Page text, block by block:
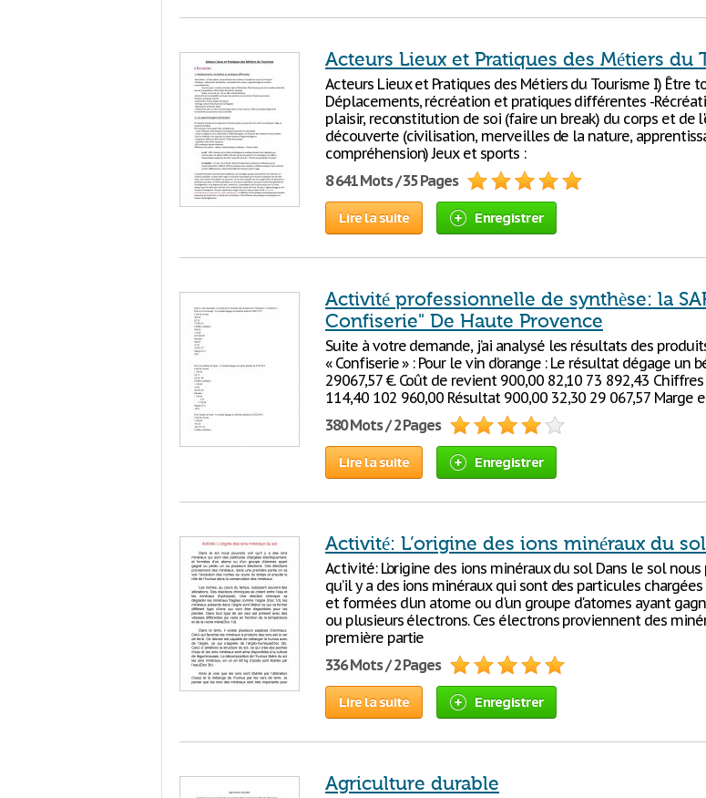
Acteurs Lieux et Pratiques des Métiers du
Acteurs Lieux et Pratiques des Métiers du Tourisme I) Être
Déplacements, récréation et pratiques différentes -
plaisir, reconstitution de soi (faire un break) du corps et de
découverte (civilisation, merveilles de la nature,
compréhension) Jeux et sports :
8 641 Mots / 35 Pages
Lire la suite Enregistrer
Activité professionnelle de synthèse: la
Confiserie" De Haute Provence
Suite à votre demande, j’ai analysé les résultats des
« Confiserie » : Pour le vin d’orange : Le résultat dégage un
29067,57 €. Coût de revient 900,00 82,10 73 892,43
114,40 102 960,00 Résultat 900,00 32,30 29 067,57 Marge
380 Mots / 2 Pages
Lire la suite Enregistrer
Activité: L’origine des ions minéraux du sol
Activité: L’origine des ions minéraux du sol Dans le sol
qu’il y a des ions minéraux qui sont des particules
et formées d'un atome ou d'un groupe d'atomes ayant
ou plusieurs électrons. Ces électrons proviennent des
première partie
336 Mots / 2 Pages
Lire la suite Enregistrer
Agriculture durable